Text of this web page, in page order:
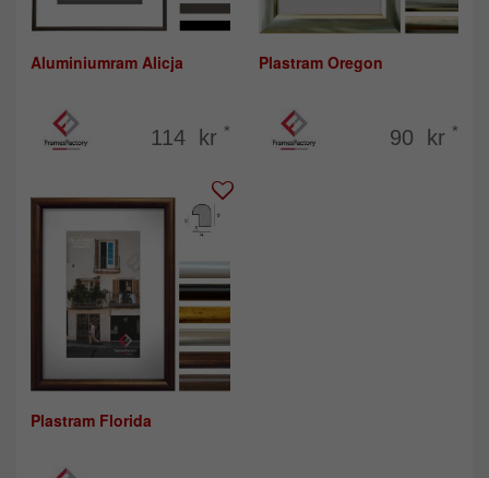
Aluminiumram Alicja
114 kr *
Plastram Oregon
90 kr *
Plastram Florida